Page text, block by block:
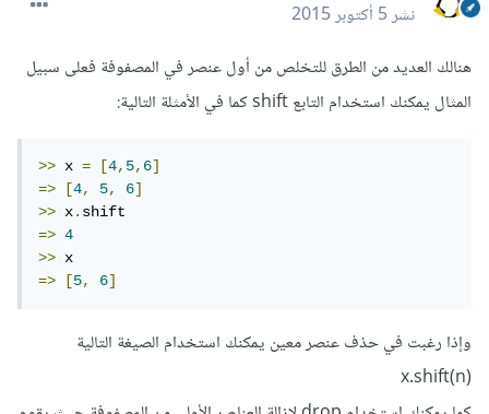
نشر5 أكتوبر 2015
هنالك العديد من الطرق للتخلص من أول عنصر في المصفوفة فعلى سبيل
المثال يمكنك استخدام التابع shift كما في الأمثلة التالية:
>> x = [4,5,6]
=>
[4, 5, 6]
>> x.
=>
4
>>
=>
[5, 6]
وإذا رغبت في حذف عنصر معين يمكنك استخدام الصيغة التالية
x.shift(n)